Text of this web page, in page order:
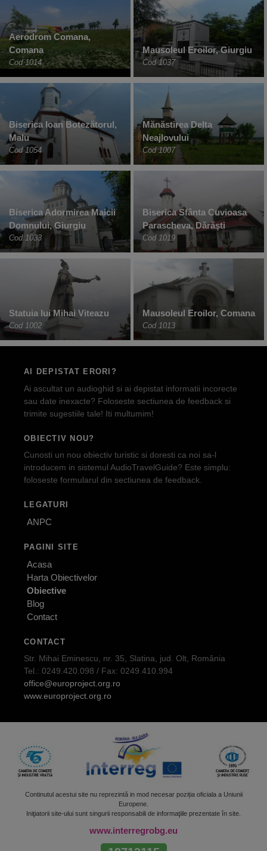
Aerodrom Comana,
Comana
Cod 1014
Mausoleul Eroilor, Giurgiu
Cod 1037
Biserica Ioan Botezătorul,
Malu
Cod 1054
Mănăstirea Delta
Neajlovului
Cod 1007
Biserica Adormirea Maicii
Domnului, Giurgiu
Cod 1033
Biserica Sfânta Cuvioasa
Parascheva, Dărăşti
Cod 1019
Statuia lui Mihai Viteazu
Cod 1002
Mausoleul Eroilor, Comana
Cod 1013
AI DEPISTAT ERORI?
Ai ascultat un audioghid si ai depistat informatii incorecte
sau date inexacte? Foloseste sectiunea de feedback si
trimite sugestiile tale! Iti multumim!
OBIECTIV NOU?
Cunosti un nou obiectiv turistic si doresti ca noi sa-l
introducem in sistemul AudioTravelGuide? Este simplu:
foloseste formularul din sectiunea de feedback.
LEGATURI
ANPC
PAGINI SITE
Acasa
Harta Obiectivelor
Obiective
Blog
Contact
CONTACT
Str. Mihai Eminescu, nr. 35, Slatina, jud. Olt, România
Tel.: 0249.420.098 / Fax: 0249.410.994
office@europroject.org.ro
www.europroject.org.ro
Continutul acestui site nu reprezintă in mod necesar poziția oficiala a Uniunii
Europene.
Iniţiatorii site-ului sunt singurii responsabili de informaţiile prezentate în site.
www.interregrobg.eu